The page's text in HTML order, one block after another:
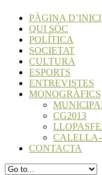
PÀGINA D’INICI
QUI SÓC
POLÍTICA
SOCIETAT
CULTURA
ESPORTS
ENTREVISTES
MONOGRÀFICS
CG2013
CONTACTA